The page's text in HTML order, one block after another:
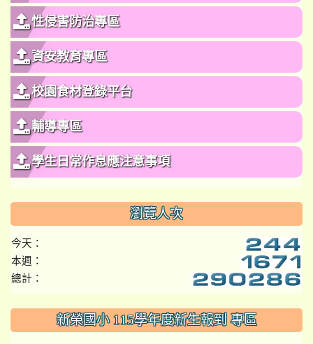
性侵害防治專區
資安教育專區
校園食材登錄平台
輔導專區
學生日常作息應注意事項
瀏覽人次
今天：
本週：
總計：
::: 新榮國小 115學年度新生報到 專區